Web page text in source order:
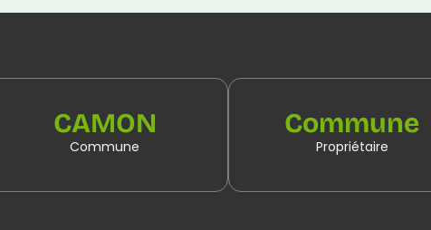
CAMON
Commune
Commune
Propriétaire